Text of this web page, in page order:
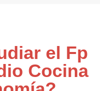
el Fp
Cocina